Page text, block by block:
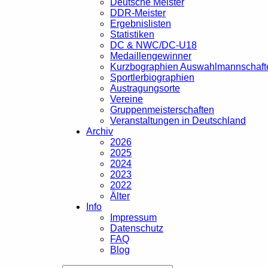
Deutsche Meister
DDR-Meister
Ergebnislisten
Statistiken
DC & NWC/DC-U18
Medaillengewinner
Kurzbographien
Sportlerbiographien
Austragungsorte
Vereine
Gruppenmeisterschaften
Veranstaltungen in Deutschland
Archiv
2026
2025
2024
2023
2022
Älter
Info
Impressum
Datenschutz
FAQ
Blog